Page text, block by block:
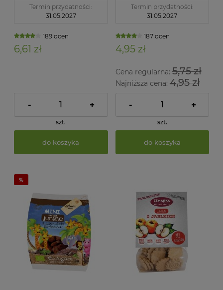
Termin przydatności:
31.05.2027
189 ocen
6,61 zł
- +
szt.
do koszyka
Termin przydatności:
31.05.2027
187 ocen
4,95 zł
Cena regularna:5,75 zł
Najniższa cena:4,95 zł
- +
szt.
do koszyka